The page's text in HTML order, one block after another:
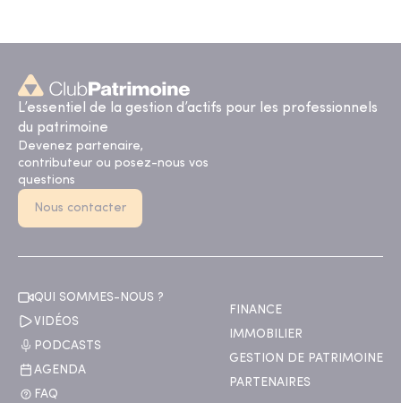
L’essentiel de la gestion d’actifs pour les professionnels
du patrimoine
Devenez partenaire,
contributeur ou posez-nous vos
questions
Nous contacter
QUI SOMMES-NOUS ?
VIDÉOS
PODCASTS
AGENDA
FAQ
FINANCE
IMMOBILIER
GESTION DE PATRIMOINE
PARTENAIRES